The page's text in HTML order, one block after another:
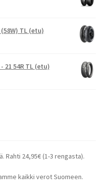
TL (etu)
21 54R TL (etu)
Rahti 24,95€ (1-3 rengasta).
kaikki verot Suomeen.